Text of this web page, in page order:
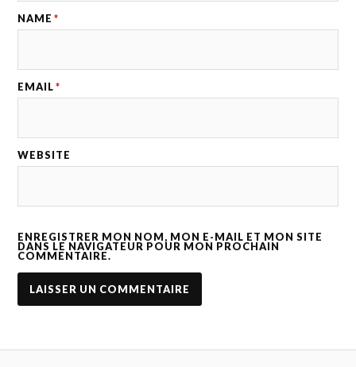
NAME *
EMAIL *
WEBSITE
ENREGISTRER MON NOM, MON E-MAIL ET MON SITE
DANS LE NAVIGATEUR POUR MON PROCHAIN
COMMENTAIRE.